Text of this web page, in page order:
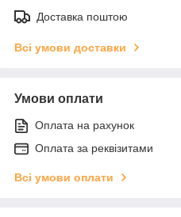
Доставка поштою
Всі умови доставки
Умови оплати
Оплата на рахунок
Оплата за реквізитами
Всі умови оплати